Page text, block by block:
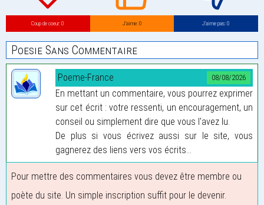
Coup de coeur: 0 J’aime: 0 J’aime pas: 0
Poesie Sans Commentaire
08/08/2026
Poeme-France
En mettant un commentaire, vous pourrez exprimer
sur cet écrit : votre ressenti, un encouragement, un
conseil ou simplement dire que vous l'avez lu.
De plus si vous écrivez aussi sur le site, vous
gagnerez des liens vers vos écrits...
Pour mettre des commentaires vous devez être membre ou
poète du site. Un simple inscription suffit pour le devenir.